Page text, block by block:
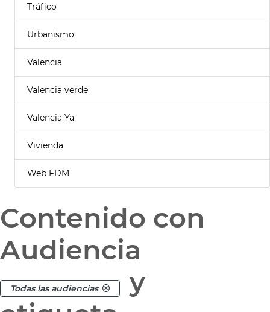
Tráfico
Urbanismo
Valencia
Valencia verde
Valencia Ya
Vivienda
Web FDM
Contenido con
Audiencia
Todas las audiencias
y